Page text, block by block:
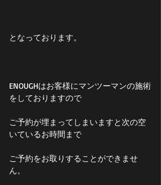
となっております。
ENOUGHはお客様にマンツーマンの施術
をしておりますので
ご予約が埋まってしまいますと次の空
いているお時間まで
ご予約をお取りすることができませ
ん。